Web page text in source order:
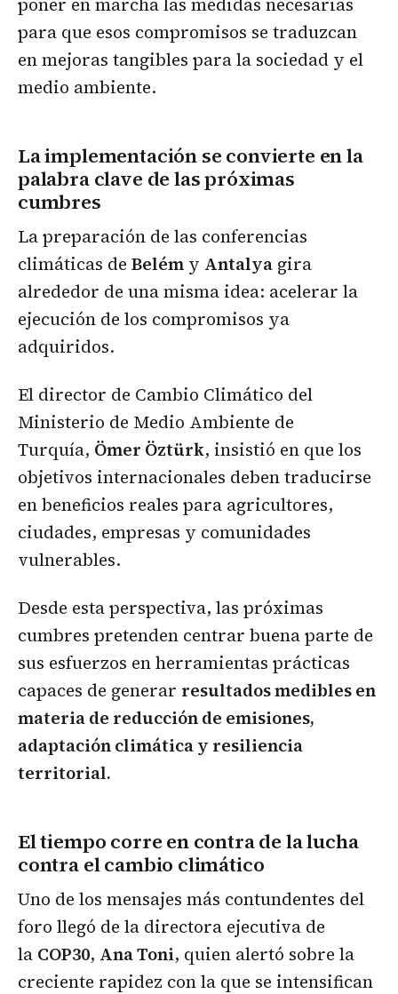
para que esos compromisos se traduzcan
en mejoras tangibles para la sociedad y el
medio ambiente.
La implementación se convierte en la
palabra clave de las próximas
cumbres
La preparación de las conferencias
climáticas de Belém y Antalya gira
alrededor de una misma idea: acelerar la
ejecución de los compromisos ya
adquiridos.
El director de Cambio Climático del
Ministerio de Medio Ambiente de
Turquía, Ömer Öztürk, insistió en que los
objetivos internacionales deben traducirse
en beneficios reales para agricultores,
ciudades, empresas y comunidades
vulnerables.
Desde esta perspectiva, las próximas
cumbres pretenden centrar buena parte de
sus esfuerzos en herramientas prácticas
capaces de generar resultados medibles en
materia de reducción de emisiones,
adaptación climática y resiliencia
territorial.
El tiempo corre en contra de la lucha
contra el cambio climático
Uno de los mensajes más contundentes del
foro llegó de la directora ejecutiva de
la COP30, Ana Toni, quien alertó sobre la
creciente rapidez con la que se intensifican